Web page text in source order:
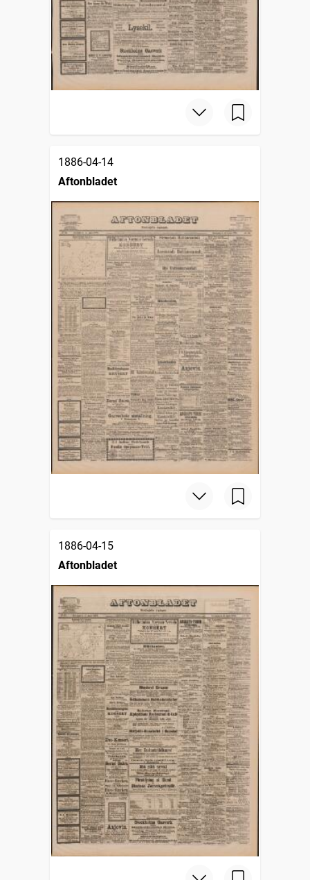
1886-04-14
Aftonbladet
1886-04-15
Aftonbladet